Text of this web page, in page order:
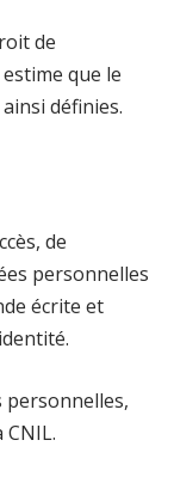
de
que le
définies.
de
personnelles
écrite et
personnelles,